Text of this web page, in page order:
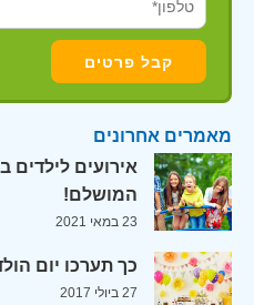
מאמרים אחרונים
אירועים לילדים
המושלם!
23 במאי 2021
כך תערכו יום
27 ביולי 2017